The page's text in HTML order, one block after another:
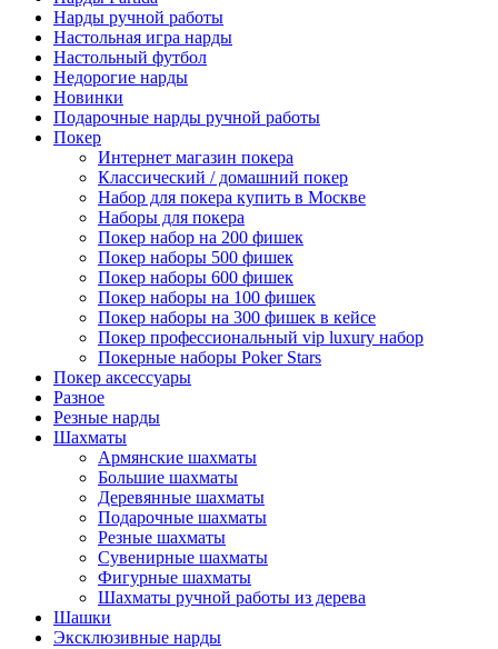
Нарды ручной работы
Настольная игра нарды
Настольный футбол
Недорогие нарды
Новинки
Подарочные нарды ручной работы
Покер
Интернет магазин покера
Классический / домашний покер
Набор для покера купить в Москве
Наборы для покера
Покер набор на 200 фишек
Покер наборы 500 фишек
Покер наборы 600 фишек
Покер наборы на 100 фишек
Покер наборы на 300 фишек в кейсе
Покер профессиональный vip luxury набор
Покерные наборы Poker Stars
Покер аксессуары
Разное
Резные нарды
Шахматы
Армянские шахматы
Большие шахматы
Деревянные шахматы
Подарочные шахматы
Резные шахматы
Сувенирные шахматы
Фигурные шахматы
Шахматы ручной работы из дерева
Шашки
Эксклюзивные нарды